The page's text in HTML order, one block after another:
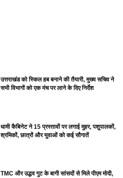
उत्तराखंड को स्किल हब बनाने की तैयारी, मुख्य सचिव ने
सभी विभागों को एक मंच पर लाने के दिए निर्देश
धामी कैबिनेट ने 15 प्रस्तावों पर लगाई मुहर, पशुपालकों,
श्रमिकों, छात्रों और युवाओं को कई सौगातें
TMC और उद्धव गुट के बागी सांसदों से मिले पीएम मोदी,